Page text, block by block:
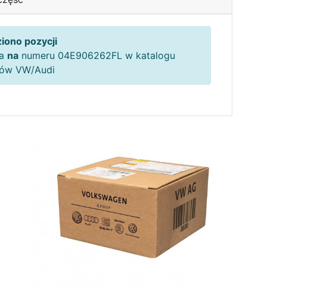
pozycji
na numeru 04E906262FL w katalogu
VW/Audi